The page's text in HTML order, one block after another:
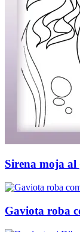
Sirena moja al
Gaviota roba